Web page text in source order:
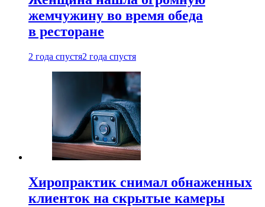
жемчужину во время обеда
в ресторане
2 года спустя2 года спустя
Хиропрактик снимал обнаженных
клиенток на скрытые камеры